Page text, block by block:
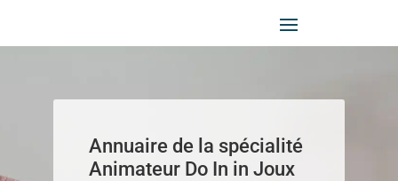
Annuaire de la spécialité
Animateur Do In in Joux